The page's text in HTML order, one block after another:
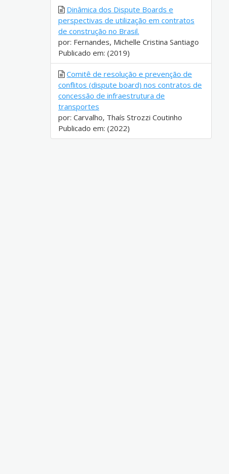
Dinâmica dos Dispute Boards e
perspectivas de utilização em contratos
de construção no Brasil.
por: Fernandes, Michelle Cristina Santiago
Publicado em: (2019)
Comitê de resolução e prevenção de
conflitos (dispute board) nos contratos de
concessão de infraestrutura de
transportes
por: Carvalho, Thaís Strozzi Coutinho
Publicado em: (2022)